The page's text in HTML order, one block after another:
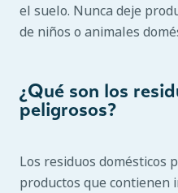
el suelo. Nunca deje
de niños o animales
¿Qué son los
peligrosos?
Los residuos domésticos
productos que contienen